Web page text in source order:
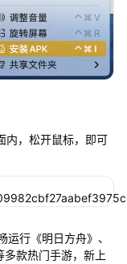
，松开鼠标，即可
行《明日方舟》、
多款热门手游，新上